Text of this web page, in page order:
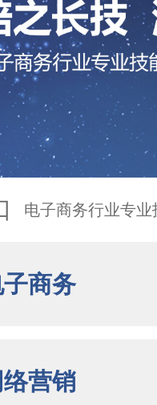
电子商务行业专
子商务
络营销